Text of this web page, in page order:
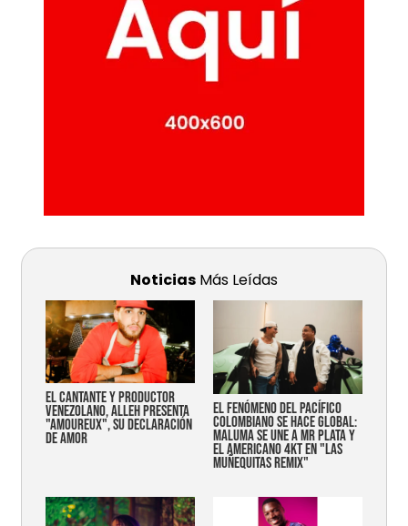
Noticias Más Leídas
EL CANTANTE Y PRODUCTOR
VENEZOLANO, ALLEH PRESENTA
"AMOUREUX", SU DECLARACIÓN
DE AMOR
EL FENÓMENO DEL PACÍFICO
COLOMBIANO SE HACE GLOBAL:
MALUMA SE UNE A MR PLATA Y
EL AMERICANO 4KT EN "LAS
MUÑEQUITAS REMIX"